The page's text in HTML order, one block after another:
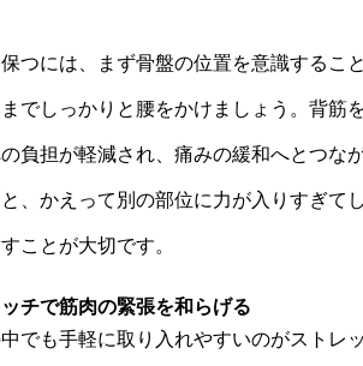
つには、まず骨盤の位置を意識するこ
でしっかりと腰をかけましょう。背筋
負担が軽減され、痛みの緩和へとつな
、かえって別の部位に力が入りすぎて
ことが大切です。
チで筋肉の緊張を和らげる
でも手軽に取り入れやすいのがストレ